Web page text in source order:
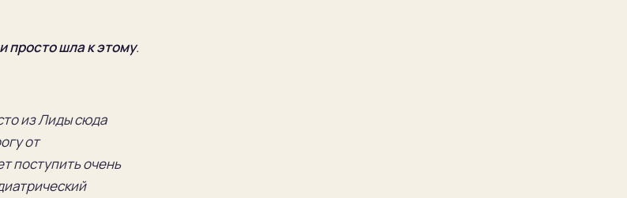
просто шла к этому.
из Лиды сюда
от
поступить очень